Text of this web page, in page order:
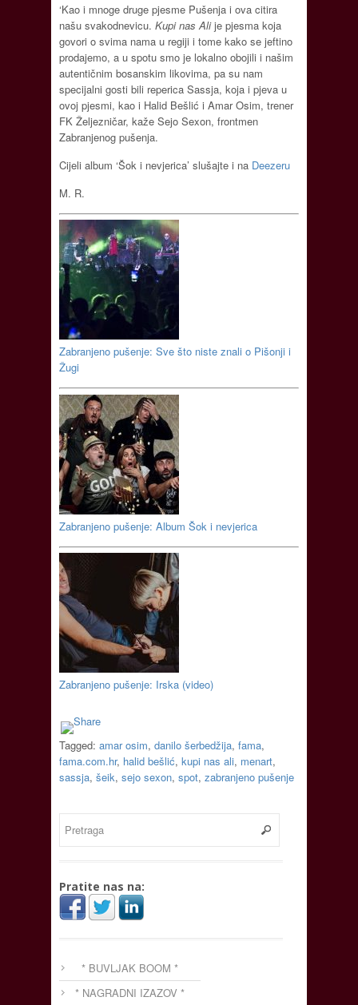
‘Kao i mnoge druge pjesme Pušenja i ova citira
našu svakodnevicu. Kupi nas Alije pjesma koja
govori o svima nama u regiji i tome kako se jeftino
prodajemo, a u spotu smo je lokalno obojili i našim
autentičnim bosanskim likovima, pa su nam
specijalni gosti bili reperica Sassja, koja i pjeva u
ovoj pjesmi, kao i Halid Bešlić i Amar Osim, trener
FK Željezničar, kaže Sejo Sexon, frontmen
Zabranjenog pušenja.
Cijeli album ‘Šok i nevjerica’ slušajte i na Deezeru
M. R.
Zabranjeno pušenje: Sve što niste znali o Pišonji i
Žugi
Zabranjeno pušenje: Album Šok i nevjerica
Zabranjeno pušenje: Irska (video)
Tagged: amar osim, danilo šerbedžija, fama,
fama.com.hr, halid bešlić, kupi nas ali, menart,
sassja, šeik, sejo sexon, spot, zabranjeno pušenje
Pratite nas na:
* BUVLJAK BOOM *
* NAGRADNI IZAZOV *